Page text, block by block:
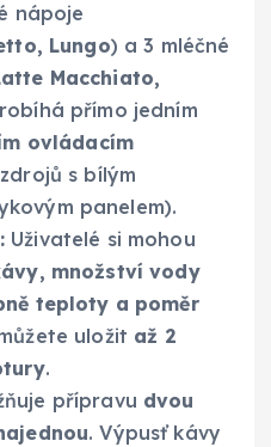
nápoje
Lungo) a 3 mléčné
Macchiato,
přímo jedním
ovládacím
s bílým
panelem).
Uživatelé si mohou
množství vody
teploty a poměr
uložit až 2
.
přípravu dvou
. Výpusť kávy